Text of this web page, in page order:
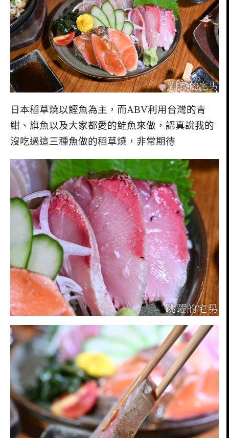
日本稻草燒以鰹魚為主，而ABV利用台灣的青
魽、旗魚以及大家都愛的鮭魚來做，認真說我的
沒吃過這三種魚做的稻草燒，非常期待